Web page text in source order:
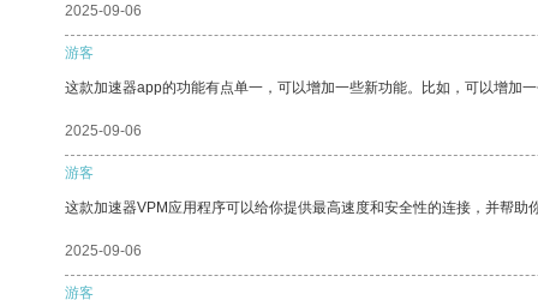
2025-09-06
游客
这款加速器app的功能有点单一，可以增加一些新功能。比如，可以增加
2025-09-06
游客
这款加速器VPM应用程序可以给你提供最高速度和安全性的连接，并帮助
2025-09-06
游客